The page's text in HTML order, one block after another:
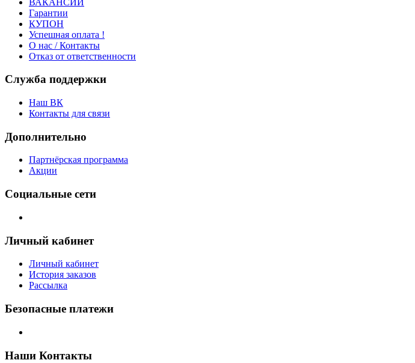
Гарантии
КУПОН
Успешная оплата !
О нас / Контакты
Отказ от ответственности
Служба поддержки
Наш ВК
Контакты для связи
Дополнительно
Партнёрская программа
Акции
Социальные сети
Личный кабинет
Личный кабинет
История заказов
Рассылка
Безопасные платежи
Наши Контакты